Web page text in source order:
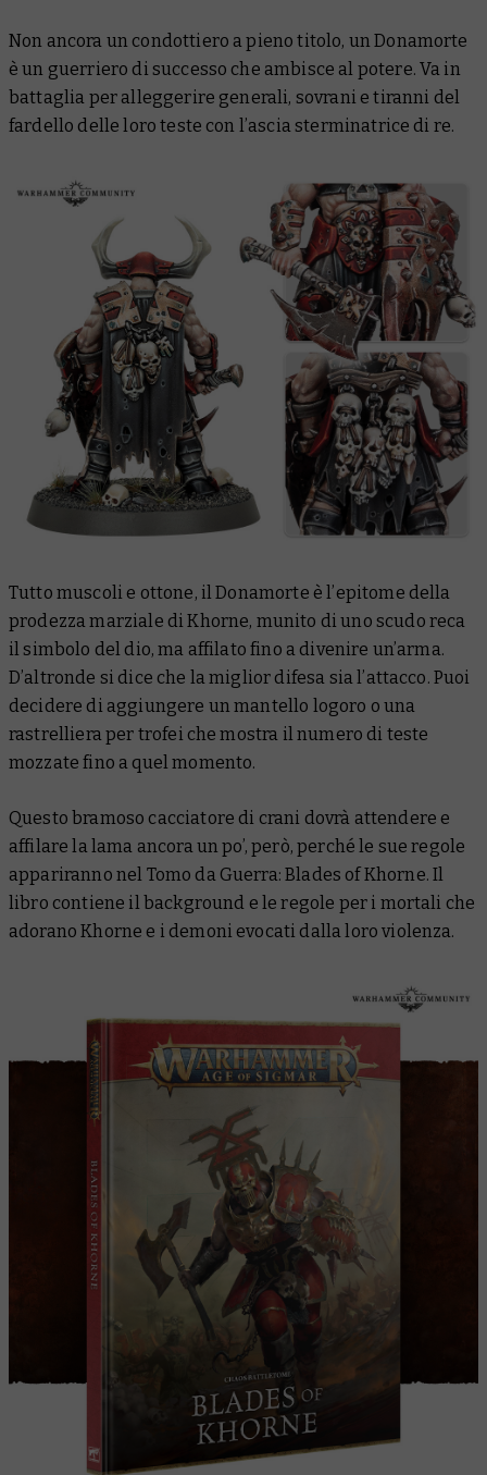
Non ancora un condottiero a pieno titolo, un Donamorte
è un guerriero di successo che ambisce al potere. Va in
battaglia per alleggerire generali, sovrani e tiranni del
fardello delle loro teste con l’ascia sterminatrice di re.
Tutto muscoli e ottone, il Donamorte è l’epitome della
prodezza marziale di Khorne, munito di uno scudo reca
il simbolo del dio, ma affilato fino a divenire un’arma.
D’altronde si dice che la miglior difesa sia l’attacco. Puoi
decidere di aggiungere un mantello logoro o una
rastrelliera per trofei che mostra il numero di teste
mozzate fino a quel momento.
Questo bramoso cacciatore di crani dovrà attendere e
affilare la lama ancora un po’, però, perché le sue regole
appariranno nel Tomo da Guerra: Blades of Khorne. Il
libro contiene il background e le regole per i mortali che
adorano Khorne e i demoni evocati dalla loro violenza.